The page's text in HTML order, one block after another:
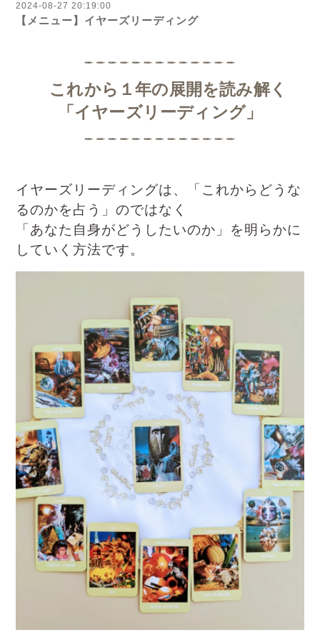
2024-08-27 20:19:00
【メニュー】イヤーズリーディング
これから１年の展開を読み解く
「イヤーズリーディング」
イヤーズリーディングは、「これからどうな
るのかを占う」のではなく
「あなた自身がどうしたいのか」を明らかに
していく方法です。